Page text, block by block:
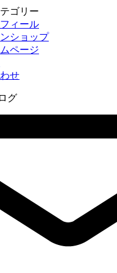
ゴリー
ィール
ショップ
ページ
せ
グ